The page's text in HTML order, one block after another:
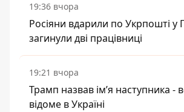
19:36 вчора
Росіяни вдарили по Укрпошті у
загинули дві працівниці
19:21 вчора
Трамп назвав імʼя наступника -
відоме в Україні